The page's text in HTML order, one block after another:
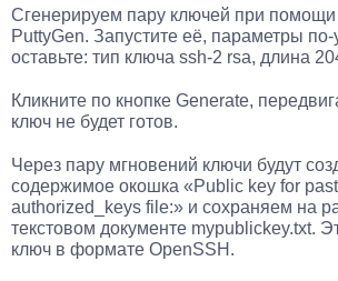
Сгенерируем пару ключей при помощи
PuttyGen. Запустите её, параметры
оставьте: тип ключа ssh-2 rsa, длина
Кликните по кнопке Generate,
ключ не будет готов.
Через пару мгновений ключи будут
содержимое окошка «Public key for
authorized_keys file:» и сохраняем на
текстовом документе mypublickey.txt.
ключ в формате OpenSSH.